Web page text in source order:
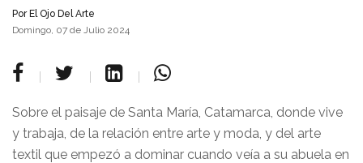
Por El Ojo Del Arte
Domingo, 07 de Julio 2024
Sobre el paisaje de Santa María, Catamarca, donde vive
y trabaja, de la relación entre arte y moda, y del arte
textil que empezó a dominar cuando veía a su abuela en